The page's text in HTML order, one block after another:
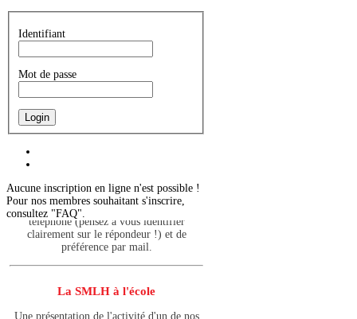
Identifiant
Mot de passe
Aucune inscription en ligne n'est possible !
Pour nos membres souhaitant s'inscrire,
consultez "FAQ".
C'est presque l'été
septembre. Nous restons joignables par
téléphone (pensez à vous identifier
clairement sur le répondeur !) et de
préférence par mail.
La SMLH à l'école
Une présentation de l'activité d'un de nos